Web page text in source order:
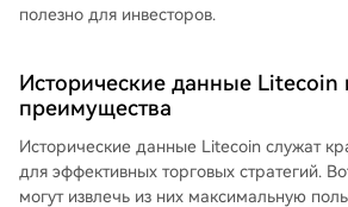
полезно для инвесторов.
Исторические данные Litecoin
преимущества
Исторические данные Litecoin служат
для эффективных торговых стратегий.
могут извлечь из них максимальную